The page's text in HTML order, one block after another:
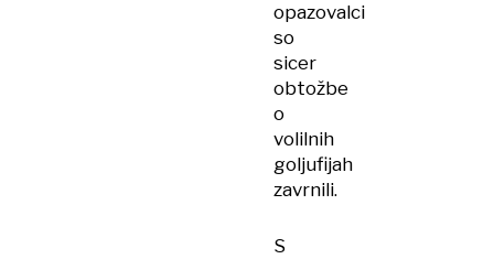
opazovalci
so
sicer
obtožbe
o
volilnih
goljufijah
zavrnili.
S